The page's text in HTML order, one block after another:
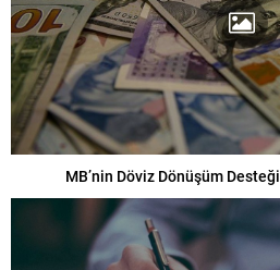
MB’nin Döviz Dönüşüm